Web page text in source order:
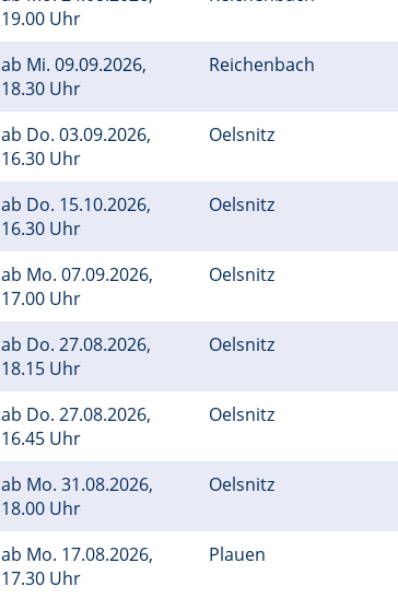
19.00 Uhr
ab Mi. 09.09.2026,
18.30 Uhr
Reichenbach
ab Do. 03.09.2026,
16.30 Uhr
Oelsnitz
ab Do. 15.10.2026,
16.30 Uhr
Oelsnitz
ab Mo. 07.09.2026,
17.00 Uhr
Oelsnitz
ab Do. 27.08.2026,
18.15 Uhr
Oelsnitz
ab Do. 27.08.2026,
16.45 Uhr
Oelsnitz
ab Mo. 31.08.2026,
18.00 Uhr
Oelsnitz
ab Mo. 17.08.2026,
17.30 Uhr
Plauen